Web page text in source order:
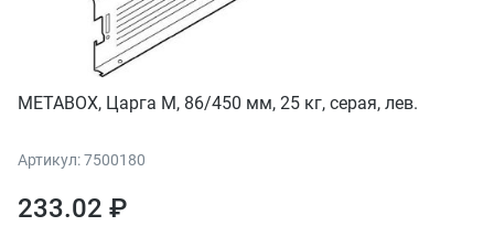
METABOX, Царга М, 86/450 мм, 25 кг, серая, лев.
Артикул: 7500180
233.02 ₽